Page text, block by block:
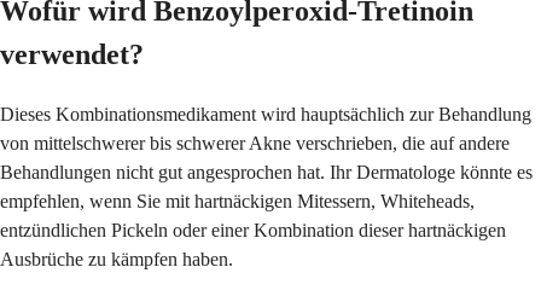
Wofür wird Benzoylperoxid-Tretinoin
verwendet?
Dieses Kombinationsmedikament wird hauptsächlich zur Behandlung
von mittelschwerer bis schwerer Akne verschrieben, die auf andere
Behandlungen nicht gut angesprochen hat. Ihr Dermatologe könnte es
empfehlen, wenn Sie mit hartnäckigen Mitessern, Whiteheads,
entzündlichen Pickeln oder einer Kombination dieser hartnäckigen
Ausbrüche zu kämpfen haben.